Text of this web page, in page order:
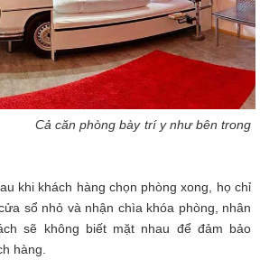
bày trí y như bên trong
khi khách hàng chọn phòng xong, họ chỉ
sổ nhỏ và nhận chìa khóa phòng, nhân
sẽ không biết mặt nhau để đảm bảo
hàng.